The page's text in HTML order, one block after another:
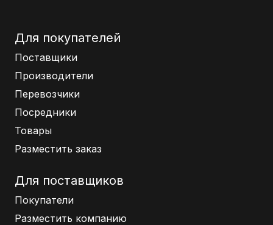
Для покупателей
Поставщики
Производители
Перевозчики
Посредники
Товары
Разместить заказ
Для поставщиков
Покупатели
Разместить компанию